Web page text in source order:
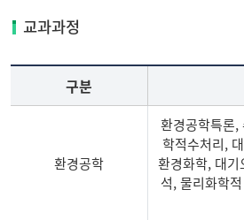
교과과정
구분
환경공학
환경공학특론,
학적수처리,
환경화학, 대
석, 물리화학